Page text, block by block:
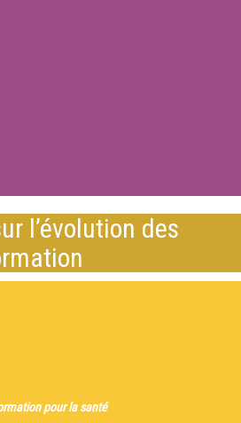
l’évolution des
pour la santé